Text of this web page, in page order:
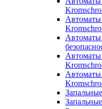
Автоматы
Автоматы
Автоматы
Автоматы